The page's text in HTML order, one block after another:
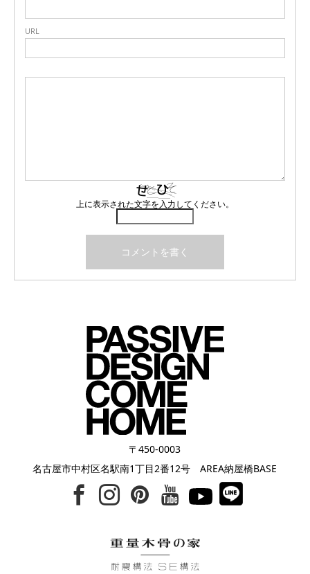
URL
上に表示された文字を入力してください。
〒450-0003
名古屋市中村区名駅南1丁目2番12号 AREA納屋橋BASE